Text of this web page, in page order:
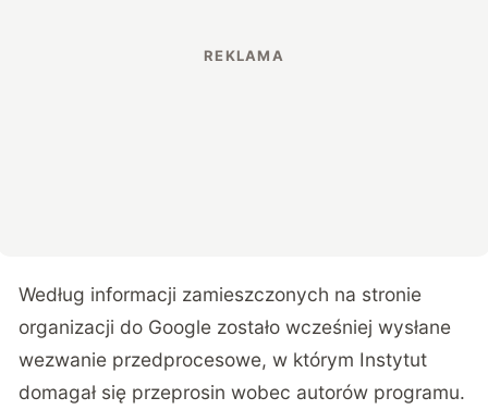
Według informacji zamieszczonych na stronie
organizacji do Google zostało wcześniej wysłane
wezwanie przedprocesowe, w którym Instytut
domagał się przeprosin wobec autorów programu.